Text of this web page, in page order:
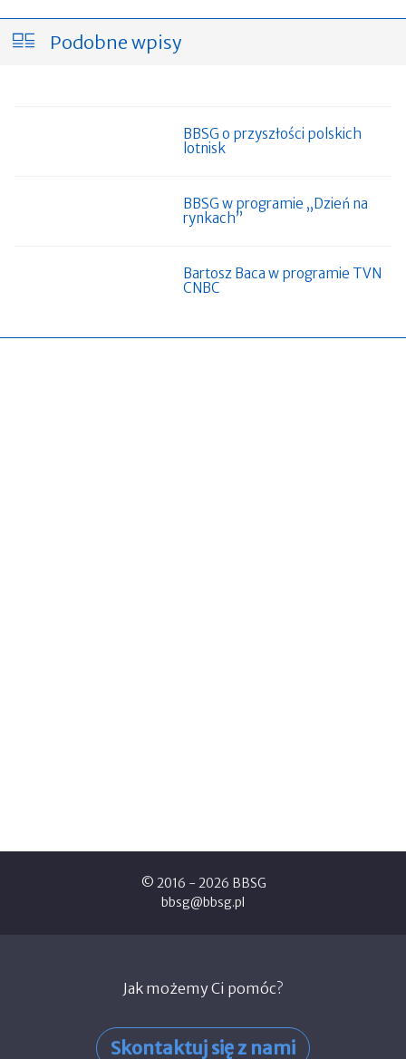
Podobne wpisy
BBSG o przyszłości polskich
lotnisk
BBSG w programie „Dzień na
rynkach”
Bartosz Baca w programie TVN
CNBC
© 2016 - 2026 BBSG
bbsg@bbsg.pl
Jak możemy Ci pomóc?
Skontaktuj się z nami